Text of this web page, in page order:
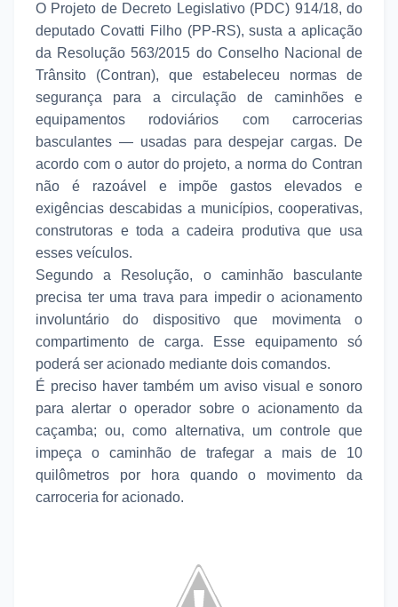
O Projeto de Decreto Legislativo (PDC) 914/18, do
deputado Covatti Filho (PP-RS), susta a aplicação
da Resolução 563/2015 do Conselho Nacional de
Trânsito (Contran), que estabeleceu normas de
segurança para a circulação de caminhões e
equipamentos rodoviários com carrocerias
basculantes — usadas para despejar cargas. De
acordo com o autor do projeto, a norma do Contran
não é razoável e impõe gastos elevados e
exigências descabidas a municípios, cooperativas,
construtoras e toda a cadeira produtiva que usa
esses veículos.
Segundo a Resolução, o caminhão basculante
precisa ter uma trava para impedir o acionamento
involuntário do dispositivo que movimenta o
compartimento de carga. Esse equipamento só
poderá ser acionado mediante dois comandos.
É preciso haver também um aviso visual e sonoro
para alertar o operador sobre o acionamento da
caçamba; ou, como alternativa, um controle que
impeça o caminhão de trafegar a mais de 10
quilômetros por hora quando o movimento da
carroceria for acionado.